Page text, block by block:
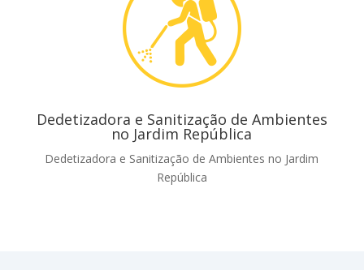
Dedetizadora e Sanitização de Ambientes
no Jardim República
Dedetizadora e Sanitização de Ambientes no Jardim
República